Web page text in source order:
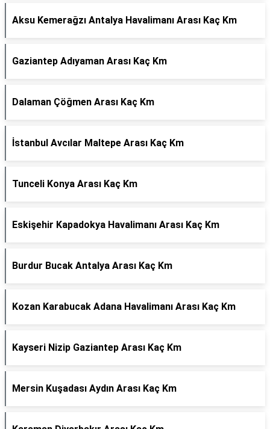
Aksu Kemerağzı Antalya Havalimanı Arası Kaç Km
Gaziantep Adıyaman Arası Kaç Km
Dalaman Çöğmen Arası Kaç Km
İstanbul Avcılar Maltepe Arası Kaç Km
Tunceli Konya Arası Kaç Km
Eskişehir Kapadokya Havalimanı Arası Kaç Km
Burdur Bucak Antalya Arası Kaç Km
Kozan Karabucak Adana Havalimanı Arası Kaç Km
Kayseri Nizip Gaziantep Arası Kaç Km
Mersin Kuşadası Aydın Arası Kaç Km